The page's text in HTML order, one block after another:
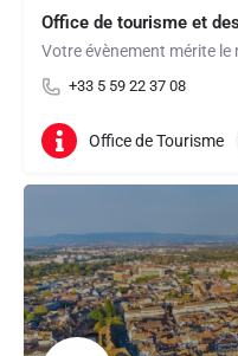
Office de tourisme et
Votre évènement mérite le
+33 5 59 22 37 08
Office de Tourisme